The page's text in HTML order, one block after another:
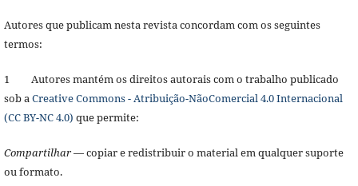
Autores que publicam nesta revista concordam com os seguintes
termos:
1 Autores mantém os direitos autorais com o trabalho publicado
sob aCreative Commons - Atribuição-NãoComercial 4.0 Internacional
(CC BY-NC 4.0) que permite:
Compartilhar— copiar e redistribuir o material em qualquer suporte
ou formato.